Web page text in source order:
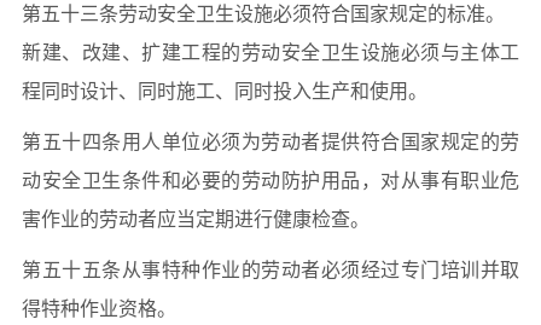
第五十三条劳动安全卫生设施必须符合国家规定的标准。
新建、改建、扩建工程的劳动安全卫生设施必须与主体工
程同时设计、同时施工、同时投入生产和使用。
第五十四条用人单位必须为劳动者提供符合国家规定的劳
动安全卫生条件和必要的劳动防护用品，对从事有职业危
害作业的劳动者应当定期进行健康检查。
第五十五条从事特种作业的劳动者必须经过专门培训并取
得特种作业资格。